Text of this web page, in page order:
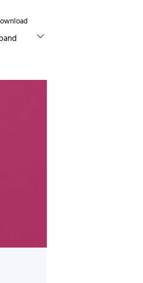
“standorte”show submenu for “verband”